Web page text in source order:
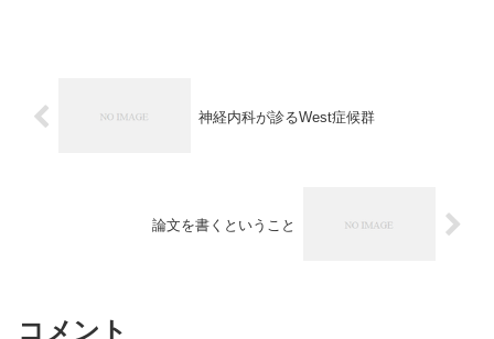
神経内科が診るWest症候群
論文を書くということ
コメント